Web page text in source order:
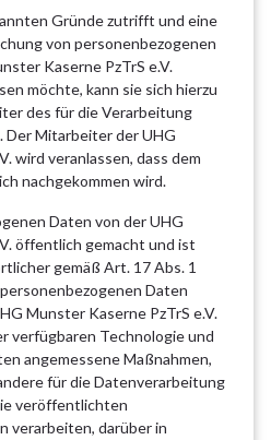
Gründe zutrifft und eine
von personenbezogenen
Kaserne PzTrS e.V.
möchte, kann sie sich hierzu
des für die Verarbeitung
Mitarbeiter der UHG
wird veranlassen, dass dem
nachgekommen wird.
Daten von der UHG
öffentlich gemacht und ist
gemäß Art. 17 Abs. 1
Daten
Munster Kaserne PzTrS e.V.
verfügbaren Technologie und
angemessene Maßnahmen,
für die Datenverarbeitung
veröffentlichten
verarbeiten, darüber in